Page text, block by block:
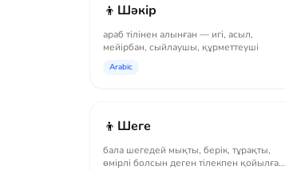
👦 Шәкір
араб тілінен алынған — игі, асыл,
мейірбан, сыйлаушы, құрметтеуші
Arabic
👦 Шеге
бала шегедей мықты, берік, тұрақты,
өмірлі болсын деген тілекпен қойылған